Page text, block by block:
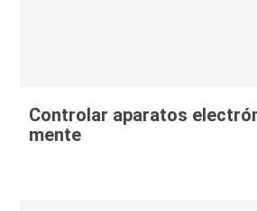
Controlar aparatos
mente